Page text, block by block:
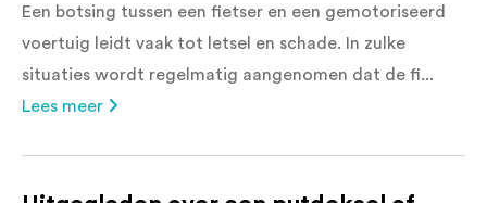
Een botsing tussen een fietser en een gemotoriseerd
voertuig leidt vaak tot letsel en schade. In zulke
situaties wordt regelmatig aangenomen dat de fi...
Lees meer